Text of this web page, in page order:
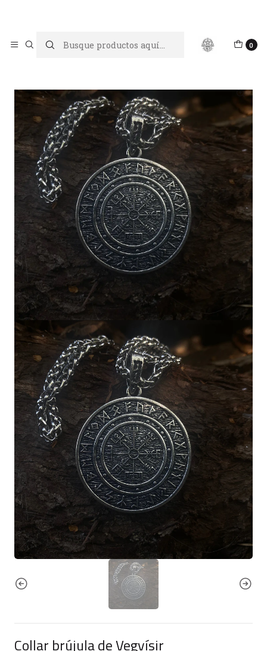
0
Inicio Joyas y Péndulos Collar brújula de Vegvísir
Collar brújula de Vegvísir